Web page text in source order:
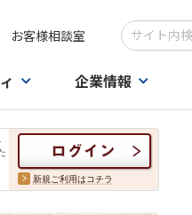
お客様相談室
検索キーワ
企業情報
新規ご利用はコチラ